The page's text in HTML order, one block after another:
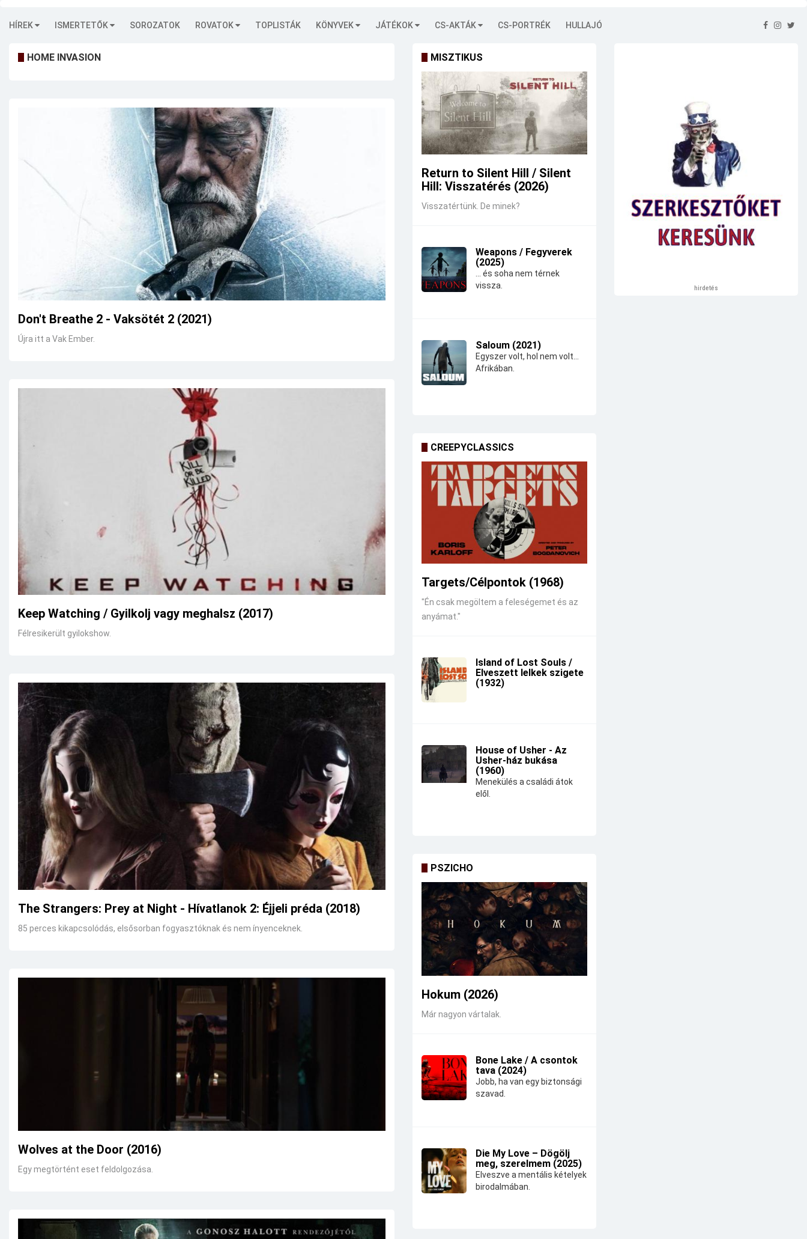
HÍREK ISMERTETŐK SOROZATOK ROVATOK TOPLISTÁK KÖNYVEK JÁTÉKOK CS-AKTÁK CS-PORTRÉK HULLAJÓ
HOME INVASION
Don't Breathe 2 - Vaksötét 2 (2021)
Újra itt a Vak Ember.
Keep Watching / Gyilkolj vagy meghalsz (2017)
Félresikerült gyilokshow.
The Strangers: Prey at Night - Hívatlanok 2: Éjjeli préda (2018)
85 perces kikapcsolódás, elsősorban fogyasztóknak és nem ínyenceknek.
Wolves at the Door (2016)
Egy megtörtént eset feldolgozása.
MISZTIKUS
Return to Silent Hill / Silent
Hill: Visszatérés (2026)
Visszatértünk. De minek?
Weapons / Fegyverek
(2025)
... és soha nem térnek
vissza.
Saloum (2021)
Egyszer volt, hol nem volt...
Afrikában.
CREEPYCLASSICS
Targets/Célpontok (1968)
"Én csak megöltem a feleségemet és az
anyámat."
Island of Lost Souls /
Elveszett lelkek szigete
(1932)
House of Usher - Az
Usher-ház bukása
(1960)
Menekülés a családi átok
elől.
PSZICHO
Hokum (2026)
Már nagyon vártalak.
Bone Lake / A csontok
tava (2024)
Jobb, ha van egy biztonsági
szavad.
Die My Love – Dögölj
meg, szerelmem (2025)
Elveszve a mentális kételyek
birodalmában.
hirdetés